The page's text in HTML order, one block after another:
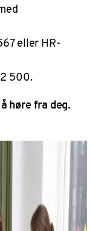
eller HR-
500.
høre fra deg.